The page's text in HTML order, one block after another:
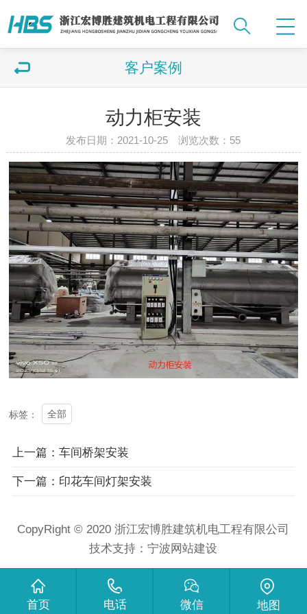
客户案例
动力柜安装
发布日期：2021-10-25 浏览次数： 55
标签： 全部
上一篇：车间桥架安装
下一篇：印花车间灯架安装
CopyRight © 2020 浙江宏博胜建筑机电工程有限公司
技术支持：宁波网站建设
首页 电话 微信 地图